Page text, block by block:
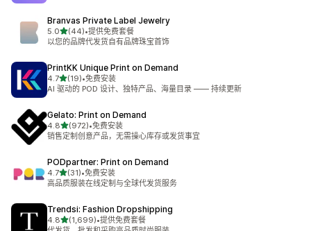
Branvas Private Label Jewelry
5.0星（满分 5 星）
(44)
总共 44 条评论
•提供免费套餐
以您的品牌代发货自有品牌珠宝首饰
PrintKK Unique Print on Demand
4.7星（满分 5 星）
(19)
总共 19 条评论
•免费安装
AI 驱动的 POD 设计、独特产品、海量目录 —— 持续更新
Gelato: Print on Demand
4.8星（满分 5 星）
(972)
总共 972 条评论
•免费安装
销售定制创意产品，无需操心库存或发货事宜
PODpartner: Print on Demand
4.7星（满分 5 星）
(31)
总共 31 条评论
•免费安装
高品质服装在线定制与全球代发货服务
Trendsi: Fashion Dropshipping
4.8星（满分 5 星）
(1,699)
总共 1699 条评论
•提供免费套餐